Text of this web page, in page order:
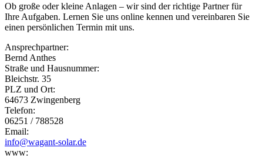
Ob große oder kleine Anlagen – wir sind der richtige Partner für
Ihre Aufgaben. Lernen Sie uns online kennen und vereinbaren Sie
einen persönlichen Termin mit uns.
Ansprechpartner:
Bernd Anthes
Straße und Hausnummer:
Bleichstr. 35
PLZ und Ort:
64673 Zwingenberg
Telefon:
06251 / 788528
Email:
info@wagant-solar.de
www: